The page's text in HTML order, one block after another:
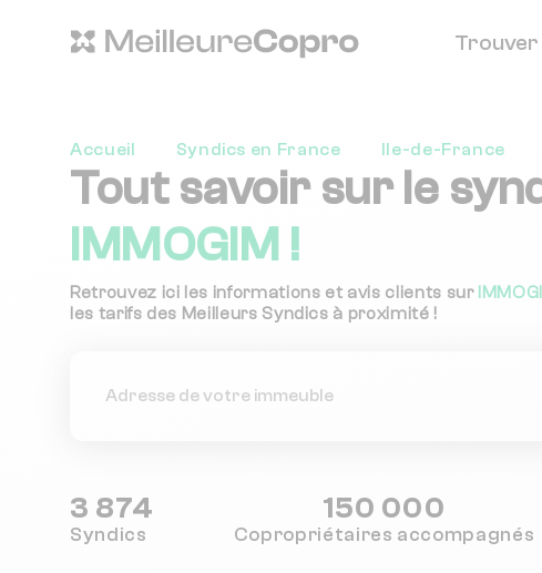
Trouver
Accueil Syndics en France Ile-de-France
Tout savoir sur le
IMMOGIM !
Retrouvez ici les informations et avis clients sur
les tarifs des Meilleurs Syndics à proximité !
3 874
Syndics
150 000
Copropriétaires accompagnés